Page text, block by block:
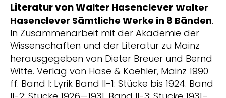
Literatur von Walter Hasenclever Walter
Hasenclever Sämtliche Werke in 8 Bänden.
In Zusammenarbeit mit der Akademie der
Wissenschaften und der Literatur zu Mainz
herausgegeben von Dieter Breuer und Bernd
Witte. Verlag von Hase & Koehler, Mainz 1990
ff. Band I: Lyrik Band II-1: Stücke bis 1924. Band